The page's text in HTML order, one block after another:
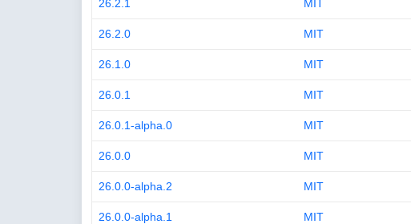
26.2.1 MIT
26.2.0 MIT
26.1.0 MIT
26.0.1 MIT
26.0.1-alpha.0 MIT
26.0.0 MIT
26.0.0-alpha.2 MIT
26.0.0-alpha.1 MIT